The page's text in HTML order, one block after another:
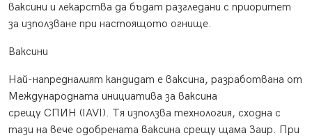
ваксини и лекарства да бъдат разгледани с приоритет
за използване при настоящото огнище.
Ваксини
Най-напредналият кандидат е ваксина, разработвана от
Международната инициатива за ваксина
срещу СПИН (IAVI). Тя използва технология, сходна с
тази на вече одобрената ваксина срещу щама Заир. При